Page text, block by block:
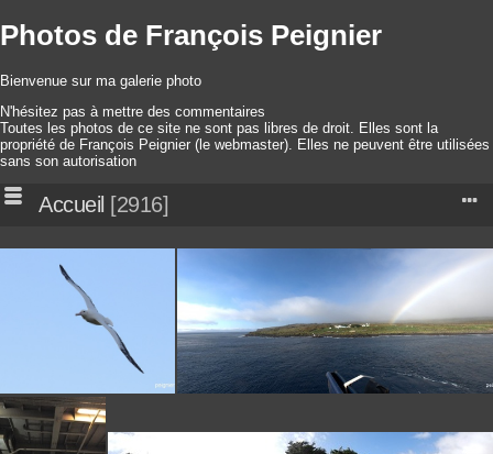
Photos de François Peignier
Bienvenue sur ma galerie photo
N'hésitez pas à mettre des commentaires
Toutes les photos de ce site ne sont pas libres de droit. Elles sont la
propriété de François Peignier (le webmaster). Elles ne peuvent être utilisées
sans son autorisation
Accueil 2916